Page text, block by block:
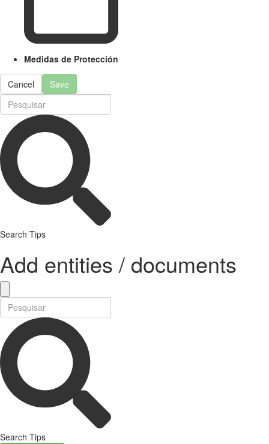
Medidas de Protección
Cancel Save
Search Tips
Add entities / documents
Search Tips